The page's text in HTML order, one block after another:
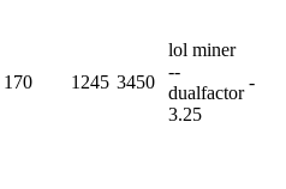
170 1245 3450
lol miner
--
dualfactor
3.25
-